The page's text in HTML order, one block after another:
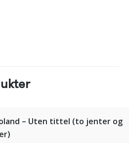
– Uten tittel (to jenter og